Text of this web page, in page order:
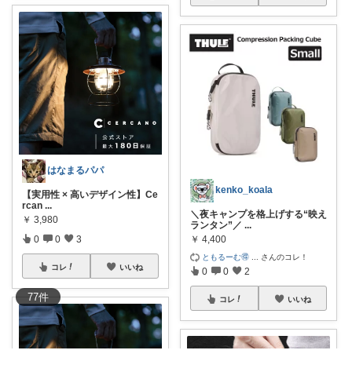
77件
はなまるパパ
【実用性 × 高いデザイン性】Ce
rcan ...
￥ 3,980
0 0 3
コレ いいね
kenko_koala
＼夜キャンプを格上げする“映え
ランタン”／ ...
￥ 4,400
ともるーむ🉐 さんのコレ！
0 0 2
コレ いいね